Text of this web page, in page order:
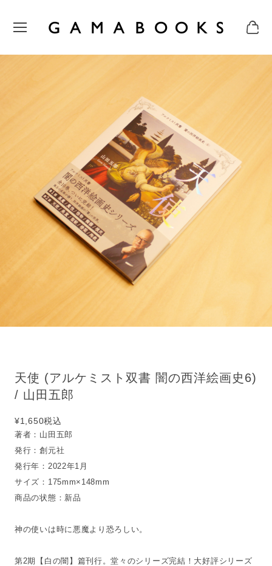
天使 (アルケミスト双書 闇の西洋絵画史6)
/ 山田五郎
¥1,650税込
著者：山田五郎
発行：創元社
発行年：2022年1月
サイズ：175mm×148mm
商品の状態：新品
神の使いは時に悪魔より恐ろしい。
第2期【白の闇】篇刊行。堂々のシリーズ完結！大好評シリーズ